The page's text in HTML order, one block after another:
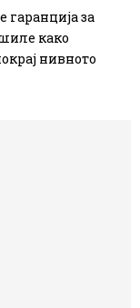
гаранција за
како
нивното